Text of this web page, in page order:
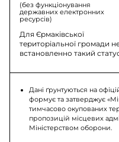
(без функціонування
державних електронних
ресурсів)
Для Єрмаківської
територіальної громади
встановленно такий
Дані ґрунтуються на
формує та затверджує
тимчасово окупованих
пропозицій місцевих
Міністерством оборони.